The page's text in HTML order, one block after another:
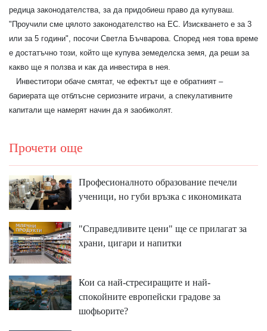
редица законодателства, за да придобиеш право да купуваш.
"Проучили сме цялото законодателство на ЕС. Изискването е за 3
или за 5 години", посочи Светла Бъчварова. Според нея това време
е достатъчно този, който ще купува земеделска земя, да реши за
какво ще я ползва и как да инвестира в нея.
Инвеститори обаче смятат, че ефектът ще е обратният –
бариерата ще отблъсне сериозните играчи, а спекулативните
капитали ще намерят начин да я заобиколят.
Прочети още
Професионалното образование печели
ученици, но губи връзка с икономиката
"Справедливите цени" ще се прилагат за
храни, цигари и напитки
Кои са най-стресиращите и най-
спокойните европейски градове за
шофьорите?